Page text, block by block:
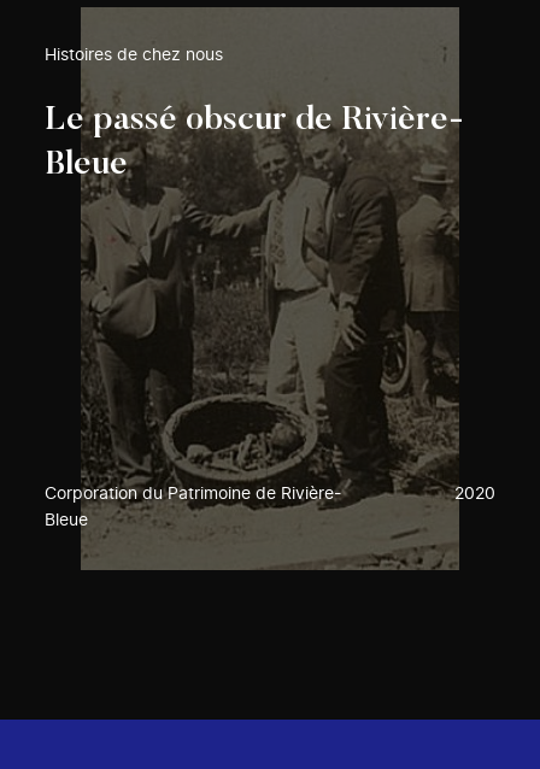
Histoires de chez nous
Le passé obscur de Rivière-
Bleue
Corporation du Patrimoine de Rivière-
Bleue
2020